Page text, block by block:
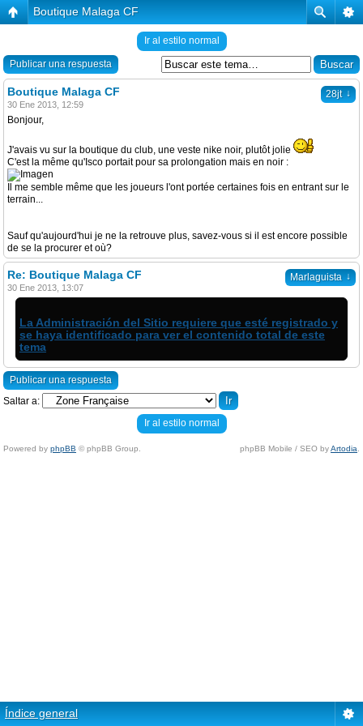
Boutique Malaga CF
Ir al estilo normal
Publicar una respuesta
28jt ↓
Boutique Malaga CF
30 Ene 2013, 12:59
Bonjour,
J'avais vu sur la boutique du club, une veste nike noir, plutôt jolie
C'est la même qu'Isco portait pour sa prolongation mais en noir :
Il me semble même que les joueurs l'ont portée certaines fois en entrant sur le
terrain...
Sauf qu'aujourd'hui je ne la retrouve plus, savez-vous si il est encore possible
de se la procurer et où?
Marlaguista ↓
Re: Boutique Malaga CF
30 Ene 2013, 13:07
La Administración del Sitio requiere que esté registrado y
se haya identificado para ver el contenido total de este
tema
Publicar una respuesta
Saltar a:
Ir al estilo normal
Powered by phpBB © phpBB Group. phpBB Mobile / SEO byArtodia
Índice general